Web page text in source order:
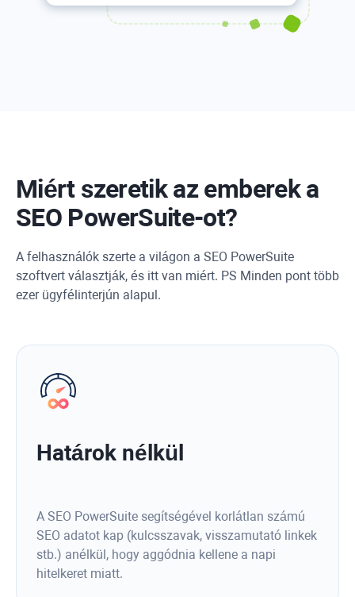
Miért szeretik az emberek a
SEO PowerSuite-ot?
A felhasználók szerte a világon a SEO PowerSuite
szoftvert választják, és itt van miért. PS Minden pont több
ezer ügyfélinterjún alapul.
Határok nélkül
A SEO PowerSuite segítségével korlátlan számú
SEO adatot kap (kulcsszavak, visszamutató linkek
stb.) anélkül, hogy aggódnia kellene a napi
hitelkeret miatt.